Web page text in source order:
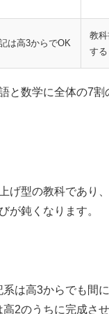
は高3からでOK
教
する
と数学に全体の7割
げ型の教科であり
が鈍くなります。
は高3からでも間
2のうちに完成さ